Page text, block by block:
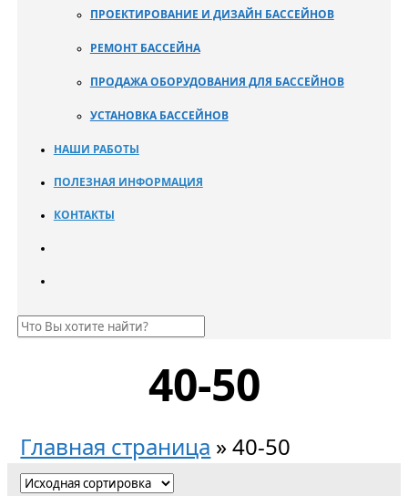
ПРОЕКТИРОВАНИЕ И ДИЗАЙН БАССЕЙНОВ
РЕМОНТ БАССЕЙНА
ПРОДАЖА ОБОРУДОВАНИЯ ДЛЯ БАССЕЙНОВ
УСТАНОВКА БАССЕЙНОВ
НАШИ РАБОТЫ
ПОЛЕЗНАЯ ИНФОРМАЦИЯ
КОНТАКТЫ
40-50
Главная страница »40-50